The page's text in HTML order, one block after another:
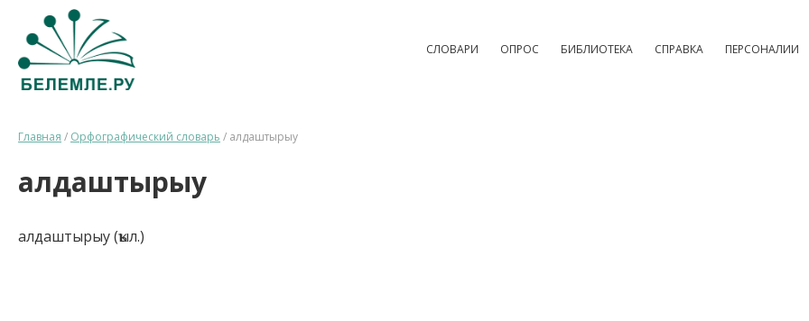
СЛОВАРИ ОПРОС БИБЛИОТЕКА СПРАВКА ПЕРСОНАЛИИ
Главная / Орфографический словарь / алдаштырыу
алдаштырыу
алдаштырыу (ҡыл.)